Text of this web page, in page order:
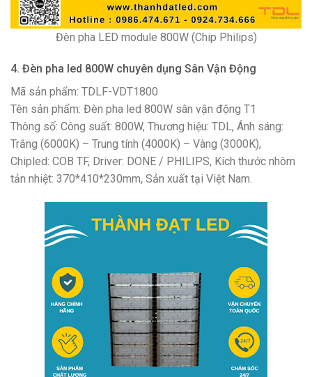
Đèn pha LED module 800W (Chip Philips)
4. Đèn pha led 800W chuyên dụng Sân Vận Động
Mã sản phẩm: TDLF-VDT1800
Tên sản phẩm: Đèn pha led 800W sân vận động T1
Thông số: Công suất: 800W, Thương hiệu: TDL, Ánh sáng:
Trắng (6000K) – Trung tính (4000K) – Vàng (3000K),
Chipled: COB TF, Driver: DONE / PHILIPS, Kích thước nhôm
tản nhiệt: 370*410*230mm, Sản xuất tại Việt Nam.